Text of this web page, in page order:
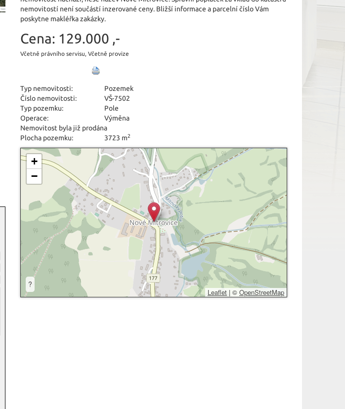
nemovitostí není součástí inzerované ceny. Bližší informace a parcelní číslo Vám
poskytne makléřka zakázky.
Cena: 129.000 ,-
Včetně právního servisu, Včetně provize
Typ nemovitosti:
Pozemek
Číslo nemovitosti:
VŠ-7502
Typ pozemku:
Pole
Operace:
Výměna
Nemovitost byla již prodána
Plocha pozemku:
3723 m2
+
−
?
Leaflet | © OpenStreetMap